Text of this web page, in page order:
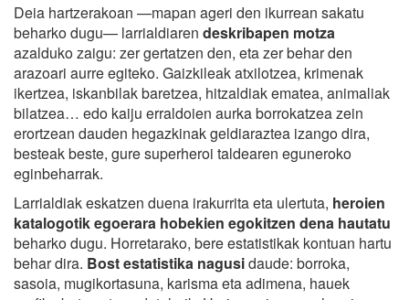
Deia hartzerakoan —mapan ageri den ikurrean sakatu
beharko dugu— larrialdiaren deskribapen motza
azalduko zaigu: zer gertatzen den, eta zer behar den
arazoari aurre egiteko. Gaizkileak atxilotzea, krimenak
ikertzea, iskanbilak baretzea, hitzaldiak ematea, animaliak
bilatzea… edo kaiju erraldoien aurka borrokatzea zein
erortzean dauden hegazkinak geldiaraztea izango dira,
besteak beste, gure superheroi taldearen eguneroko
eginbeharrak.
Larrialdiak eskatzen duena irakurrita eta ulertuta, heroien
katalogotik egoerara hobekien egokitzen dena hautatu
beharko dugu. Horretarako, bere estatistikak kontuan hartu
behar dira. Bost estatistika nagusidaude: borroka,
sasoia, mugikortasuna, karisma eta adimena, hauek